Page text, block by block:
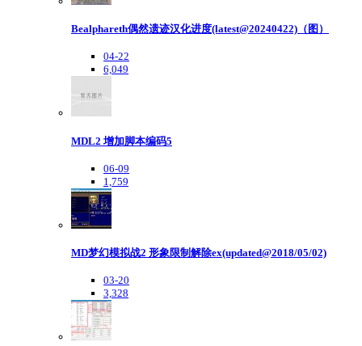
Bealphareth偶然遗迹汉化进度(latest@20240422)（图）
04-22
6,049
MDL2 增加脚本编码5
06-09
1,759
MD梦幻模拟战2 形象限制解除ex(updated@2018/05/02)
03-20
3,328